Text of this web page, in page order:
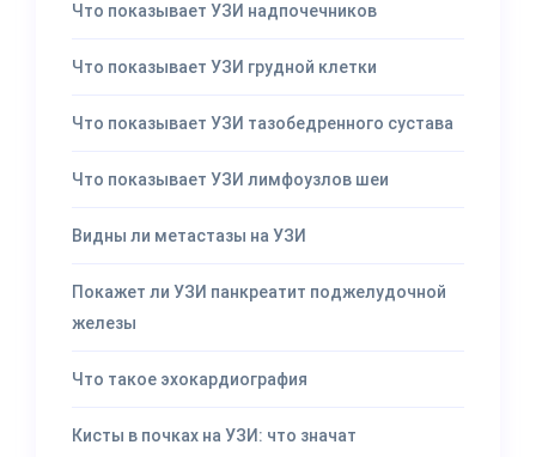
Что показывает УЗИ надпочечников
Что показывает УЗИ грудной клетки
Что показывает УЗИ тазобедренного сустава
Что показывает УЗИ лимфоузлов шеи
Видны ли метастазы на УЗИ
Покажет ли УЗИ панкреатит поджелудочной
железы
Что такое эхокардиография
Кисты в почках на УЗИ: что значат